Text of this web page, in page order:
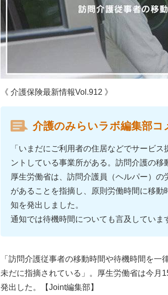
《 介護保険最新情報Vol.912 》
介護のみらいラボ編集部コ
「いまだにご利用者の住居などでサービ
ントしている事業所がある。訪問介護の移
厚生労働省は、訪問介護員（ヘルパー）
があることを指摘し、原則労働時間に移
知を発出しました。
通知では待機時間についても言及していま
「訪問介護従事者の移動時間や待機時間を
未だに指摘されている」。厚生労働省は今月
発出した。【Joint編集部】